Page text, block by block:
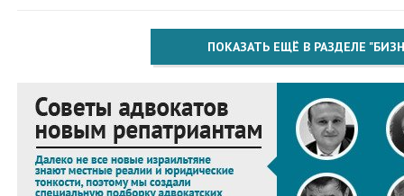
ПОКАЗАТЬ ЕЩЁ В РАЗДЕЛЕ